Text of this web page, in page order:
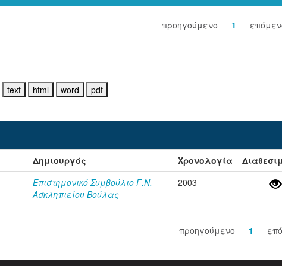
προηγούμενο 1
Δημιουργός Χρονολογία
Επιστημονικό Συμβούλιο Γ.Ν.
Ασκληπιείου Βούλας
2003
προηγούμενο 1